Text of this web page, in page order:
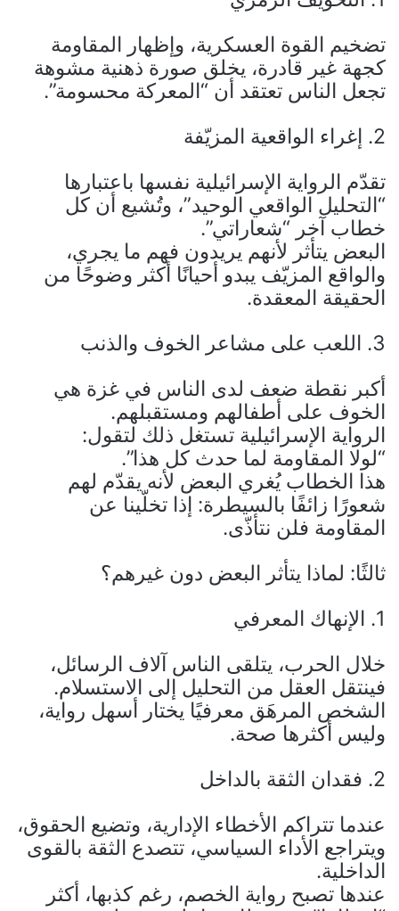
تضخيم القوة العسكرية، وإظهار المقاومة
كجهة غير قادرة، يخلق صورة ذهنية مشوهة
تجعل الناس تعتقد أن “المعركة محسومة”.
2. إغراء الواقعية المزيّفة
تقدّم الرواية الإسرائيلية نفسها باعتبارها
“التحليل الواقعي الوحيد”، وتُشيع أن كل
خطاب آخر “شعاراتي”.
البعض يتأثر لأنهم يريدون فهم ما يجري،
والواقع المزيّف يبدو أحيانًا أكثر وضوحًا من
الحقيقة المعقدة.
3. اللعب على مشاعر الخوف والذنب
أكبر نقطة ضعف لدى الناس في غزة هي
الخوف على أطفالهم ومستقبلهم.
الرواية الإسرائيلية تستغل ذلك لتقول:
“لولا المقاومة لما حدث كل هذا”.
هذا الخطاب يُغري البعض لأنه يقدّم لهم
شعورًا زائفًا بالسيطرة: إذا تخلّينا عن
المقاومة فلن نتأذّى.
ثالثًا: لماذا يتأثر البعض دون غيرهم؟
1. الإنهاك المعرفي
خلال الحرب، يتلقى الناس آلاف الرسائل،
فينتقل العقل من التحليل إلى الاستسلام.
الشخص المرهَق معرفيًا يختار أسهل رواية،
وليس أكثرها صحة.
2. فقدان الثقة بالداخل
عندما تتراكم الأخطاء الإدارية، وتضيع الحقوق،
ويتراجع الأداء السياسي، تتصدع الثقة بالقوى
الداخلية.
عندها تصبح رواية الخصم، رغم كذبها، أكثر